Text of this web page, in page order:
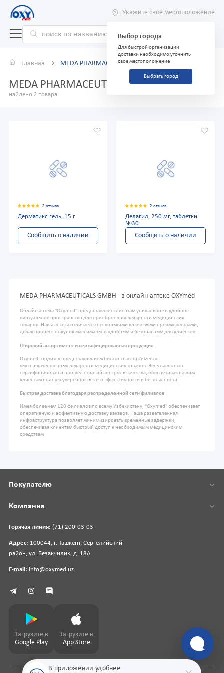
Укажите свое местоположение
Выбор города
Для быстрой организации
доставки необходимо уточнить
свое местоположение
Выбрать город
Главная MEDA PHARMACEUTICALS GMBH
MEDA PHARMACEUTICALS GMBH
найдено 2 товара
2 отзыва
Дерматикс гель, 15 г
Сообщить о наличии
2 отзыва
Делагил, 250 мг, таблетки
№30
Сообщить о наличии
MEDA PHARMACEUTICALS GMBH - в онлайн-аптеке OXYmed
Онлайн аптека "Oxymed" предоставляет клиентам уникальное и удобное
виртуальное пространство для приобретения лекарств и медицинских
товаров. Наша аптека отличается несколькими ключевыми преимуществами,
делая процесс покупок максимально удобным и безопасным для клиентов.
Широкий ассортимент и сертифицированная продукция
Oxymed гордится предоставлением богатого ассортимента
высококачественных лекарств и медицинских товаров. Весь наш товар
сертифицирован и прошел строгий контроль качества, обеспечивая нашим
клиентам полную уверенность в его эффективности и безопасности.
Быстрая доставка благодаря распределенной сети филиалов
Имея более чем 120 филиалов по всему Узбекистану, "Oxymed" обеспечивает
оперативную и эффективную доставку заказов. Наша разветвленная
инфраструктура позволяет минимизировать временные задержки,
обеспечивая клиентам быстрый доступ к необходимым медицинским
средствам
В приложении удобнее
Горячая линия: (71) 200-03-03
Адрес: 100044, г. Ташкент, Сергелийский
район, ул. Безакчилик, д. 18А
E-mail: info@oxymed.uz
Покупателю
Компания
Загрузите в
Google Play
Загрузите в
App Store